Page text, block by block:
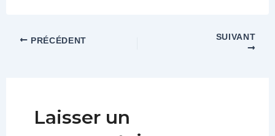
PRÉCÉDENT SUIVANT
Laisser un